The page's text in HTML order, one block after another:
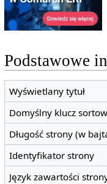
Podstawowe
Wyświetlany tytuł
Domyślny klucz
Długość strony (w
Identyfikator strony
Język zawartości